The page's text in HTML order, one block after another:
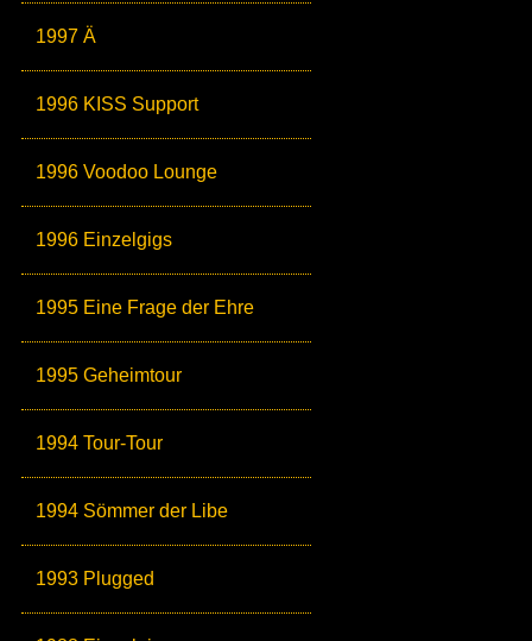
1997 Ä
1996 KISS Support
1996 Voodoo Lounge
1996 Einzelgigs
1995 Eine Frage der Ehre
1995 Geheimtour
1994 Tour-Tour
1994 Sömmer der Libe
1993 Plugged